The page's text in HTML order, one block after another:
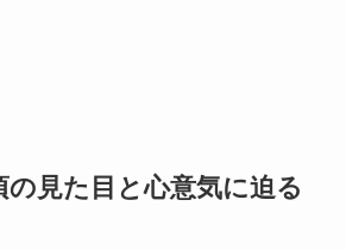
の見た目と心意気に迫る